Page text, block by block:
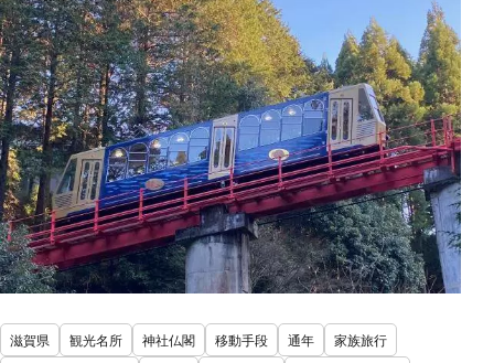
滋賀県 観光名所 神社仏閣 移動手段 通年
家族旅行